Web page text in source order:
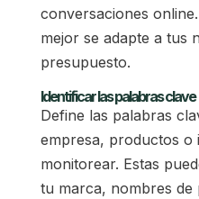
conversaciones
mejor se adapte a tus
presupuesto.
Identificar las palabras clave
Define las palabras
empresa, productos o
monitorear. Estas
tu marca, nombres